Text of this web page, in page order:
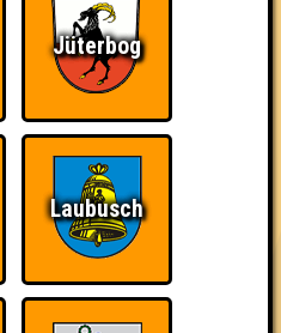
die in einem Stechen
Platz - den haben sie sich
gibt es für diese auch
Jüterbog
Laubusch